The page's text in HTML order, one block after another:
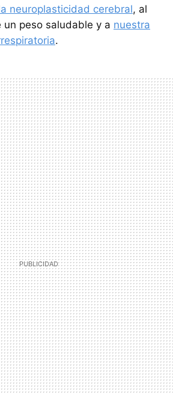
neuroplasticidad cerebral, al
peso saludable y a nuestra
.